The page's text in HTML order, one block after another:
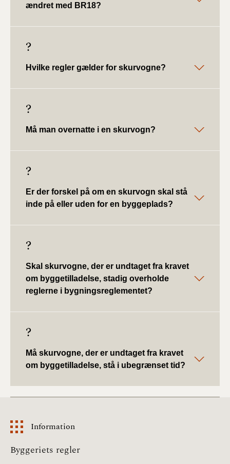
BR18 (1/7-31/12
ændret med BR18?
?
Hvilke regler gælder for skurvogne?
?
Må man overnatte i en skurvogn?
?
Er der forskel på om en skurvogn skal stå
inde på eller uden for en byggeplads?
?
Skal skurvogne, der er undtaget fra kravet
om byggetilladelse, stadig overholde
reglerne i bygningsreglementet?
?
Må skurvogne, der er undtaget fra kravet
om byggetilladelse, stå i ubegrænset tid?
Information
Information
Byggeriets regler